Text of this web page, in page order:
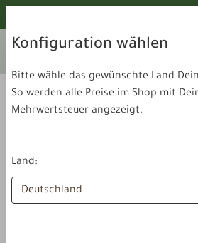
Ihr aktuelles Lieferland:
Konfiguration wählen
Bitte wähle das gewünschte Land
So werden alle Preise im Shop mit
Mehrwertsteuer angezeigt.
Land: